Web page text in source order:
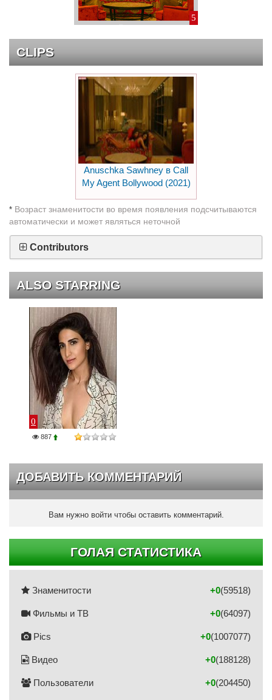
5
CLIPS
Anuschka Sawhney в Call
My Agent Bollywood (2021)
* Возраст знаменитости во время появления подсчитываются
автоматически и может являться неточной
Contributors
ALSO STARRING
0
887
ДОБАВИТЬ КОММЕНТАРИЙ
Вам нужно войти чтобы оставить комментарий.
ГОЛАЯ СТАТИСТИКА
Знаменитости (59518)
+0
Фильмы и ТВ (64097)
+0
Pics (1007077)
+0
Видео (188128)
+0
Пользователи (204450)
+0